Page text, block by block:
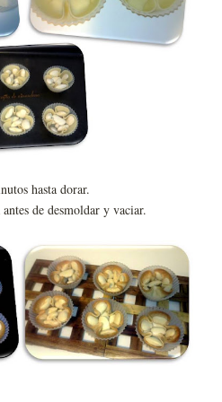
hasta dorar.
de desmoldar y vaciar.